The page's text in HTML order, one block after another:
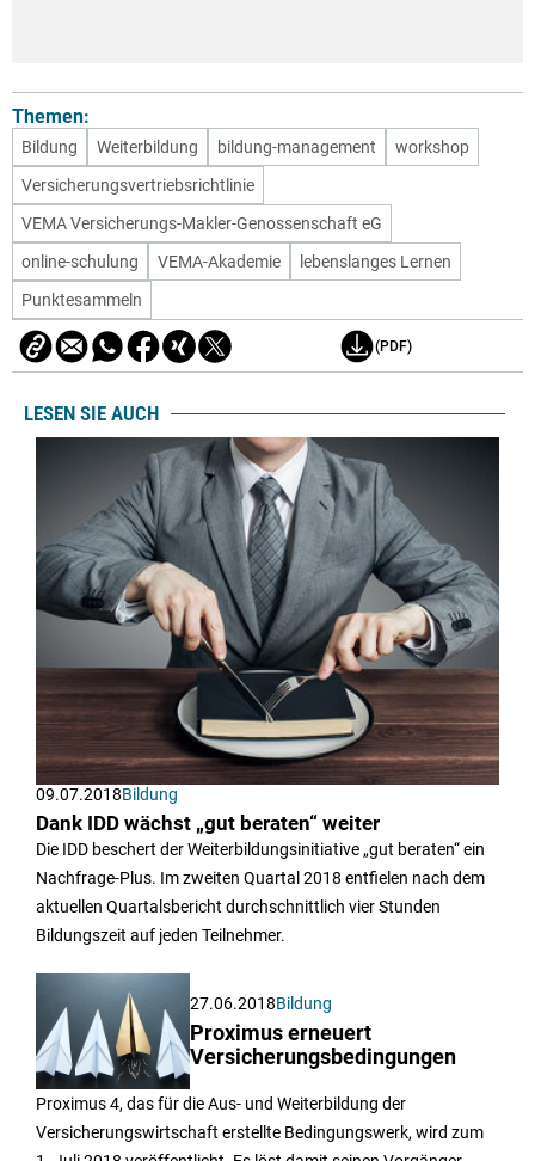
Themen:
Bildung Weiterbildung bildung-management
workshop
Versicherungsvertriebsrichtlinie
VEMA Versicherungs-Makler-Genossenschaft eG
online-schulung
VEMA-Akademie
lebenslanges Lernen
Punktesammeln
(PDF)
LESEN SIE AUCH
09.07.2018Bildung
Dank IDD wächst „gut beraten“ weiter
Die IDD beschert der Weiterbildungsinitiative „gut beraten“ ein
Nachfrage-Plus. Im zweiten Quartal 2018 entfielen nach dem
aktuellen Quartalsbericht durchschnittlich vier Stunden
Bildungszeit auf jeden Teilnehmer.
27.06.2018Bildung
Proximus erneuert
Versicherungsbedingungen
Proximus 4, das für die Aus- und Weiterbildung der
Versicherungswirtschaft erstellte Bedingungswerk, wird zum